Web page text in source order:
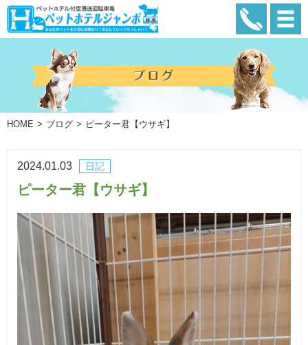
HOME ブログ ピーター君【ウサギ】
日記
2024.01.03
ピーター君【ウサギ】